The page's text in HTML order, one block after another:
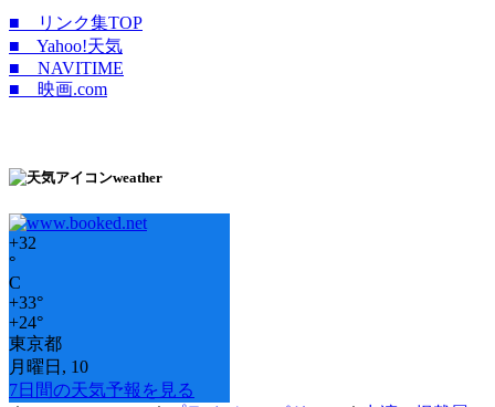
■ リンク集TOP
■ Yahoo!天気
■ NAVITIME
■ 映画.com
weather
+32
°
C
+33°
+24°
東京都
月曜日, 10
7日間の天気予報を見る